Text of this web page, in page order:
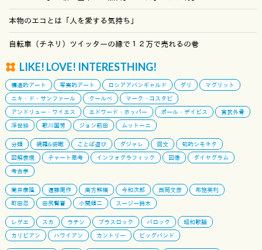
本物のエコとは「人を愛する気持ち」
自転車（チネリ）ツイッターの縁で１２万で売れるの巻
LIKE! LOVE! INTERESTHING!
構造的アート 写実的アート ロシアアバンギャルド ダリ
マグリット
ニキ・ド・サンファール
クールベ
マーク・コスタビ
アンドリュー・ワイエス
エドワード・ホッパー ポール・デイビス
宮武外骨
浮世絵
歌川国芳 ジョン前田 ムットーニ
分類 網羅&俯瞰 ことば遊び ダジャレ 回文
知的シモネタ
図解表現
チャート思考 インフォグラフィック 図像
ダイヤグラム
考古学
筒井康隆 遠藤周作 南方熊楠 今和次郎 西岡文彦
布施英利
町田忍
田尻賢誉 小関順二 スージー鈴木
レゲエ スカ ラテン ブラスロック バロック
昭和歌謡
カリビアン
ハワイアン カントリー ビッグバンド